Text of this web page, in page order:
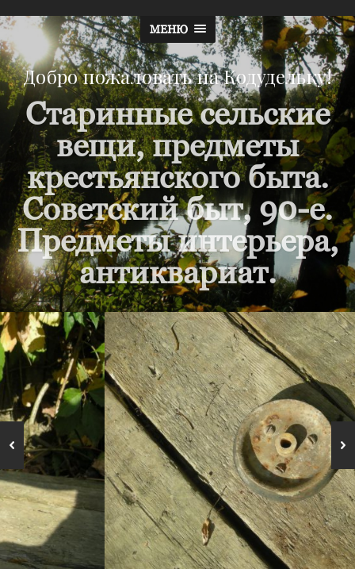
МЕНЮ
Добро пожаловать на Кодудельку!
Старинные сельские
вещи, предметы
крестьянского быта.
Советский быт, 90-е.
Предметы интерьера,
антиквариат.